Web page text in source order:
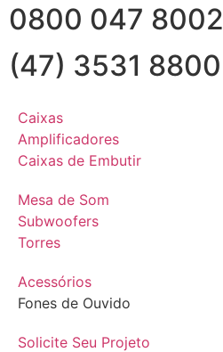
0800 047 8002
(47) 3531 8800
Caixas
Amplificadores
Caixas de Embutir
Mesa de Som
Subwoofers
Torres
Acessórios
Fones de Ouvido
Solicite Seu Projeto